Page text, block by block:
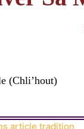
(Chli’hout)